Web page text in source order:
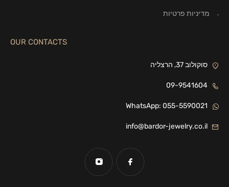
מדיניות פרטיות
OUR CONTACTS
סוקולוב 37, הרצליה
09-9541604
WhatsApp: 055-5590021
info@bardor-jewelry.co.il